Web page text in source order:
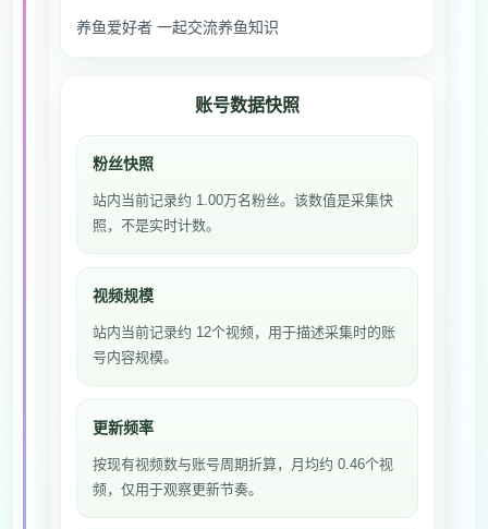
养鱼爱好者 一起交流养鱼知识
账号数据快照
粉丝快照
站内当前记录约 1.00万名粉丝。该数值是采集快
照，不是实时计数。
视频规模
站内当前记录约 12个视频，用于描述采集时的账
号内容规模。
更新频率
按现有视频数与账号周期折算，月均约 0.46个视
频，仅用于观察更新节奏。